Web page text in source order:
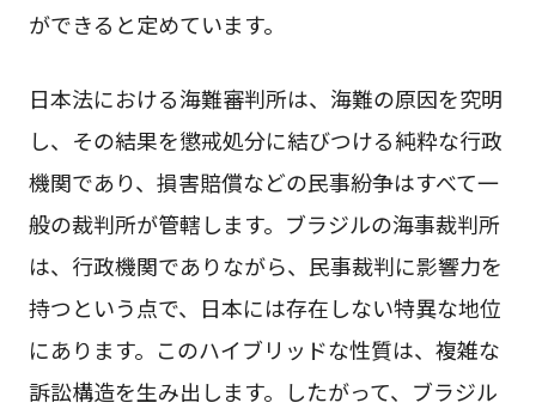
ができると定めています。
日本法における海難審判所は、海難の原因を究明
し、その結果を懲戒処分に結びつける純粋な行政
機関であり、損害賠償などの民事紛争はすべて一
般の裁判所が管轄します。ブラジルの海事裁判所
は、行政機関でありながら、民事裁判に影響力を
持つという点で、日本には存在しない特異な地位
にあります。このハイブリッドな性質は、複雑な
訴訟構造を生み出します。したがって、ブラジル